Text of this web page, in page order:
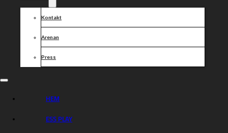
Kontakt
Arenan
Press
HEM
ESS PLAY